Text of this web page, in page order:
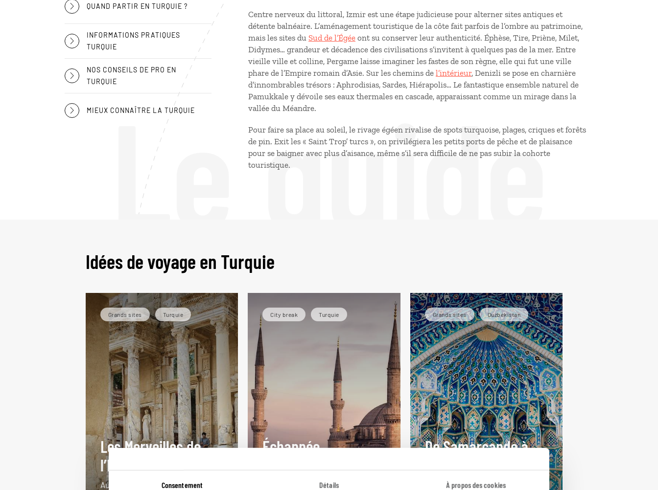
Consentement Détails À propos des cookies
Le guide
QUAND PARTIR EN TURQUIE ?
INFORMATIONS PRATIQUES
TURQUIE
NOS CONSEILS DE PRO EN
TURQUIE
MIEUX CONNAÎTRE LA TURQUIE
Centre nerveux du littoral, Izmir est une étape judicieuse pour alterner sites antiques et
détente balnéaire. L’aménagement touristique de la côte fait parfois de l’ombre au patrimoine,
mais les sites du Sud de l’Égée ont su conserver leur authenticité. Éphèse, Tire, Priène, Milet,
Didymes… grandeur et décadence des civilisations s’invitent à quelques pas de la mer. Entre
vieille ville et colline, Pergame laisse imaginer les fastes de son règne, elle qui fut une ville
phare de l’Empire romain d’Asie. Sur les chemins de l’intérieur, Denizli se pose en charnière
d’innombrables trésors : Aphrodisias, Sardes, Hiérapolis… Le fantastique ensemble naturel de
Pamukkale y dévoile ses eaux thermales en cascade, apparaissant comme un mirage dans la
vallée du Méandre.
Pour faire sa place au soleil, le rivage égéen rivalise de spots turquoise, plages, criques et forêts
de pin. Exit les « Saint Trop’ turcs », on privilégiera les petits ports de pêche et de plaisance
pour se baigner avec plus d’aisance, même s’il sera difficile de ne pas subir la cohorte
touristique.
Idées de voyage en Turquie
Grands sites Turquie
Les Merveilles de
l’Égée turque
Autotour : Sirince, Aphrodisias,
City break Turquie
Échappée
stambouliote
Séjour à Istanbul, la plus belle ville
Grands sites Ouzbekistan
De Samarcande à
Constantinople
Circuit combiné Oubzékistan et